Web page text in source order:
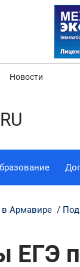
Новости
Армавире
ЕГЭ